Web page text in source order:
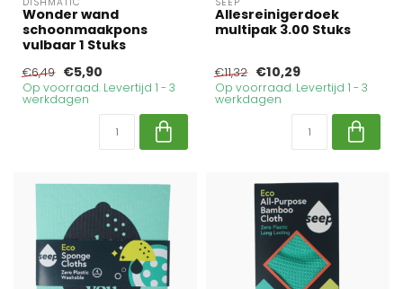
Wonder wand
schoonmaakpons
vulbaar 1 Stuks
€6,49 €5,90
Op voorraad. Levertijd 1 - 3
werkdagen
Allesreinigerdoek
multipak 3.00 Stuks
€11,32 €10,29
Op voorraad. Levertijd 1 - 3
werkdagen